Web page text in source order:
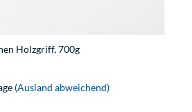
Holzgriff, 700g
(Ausland abweichend)